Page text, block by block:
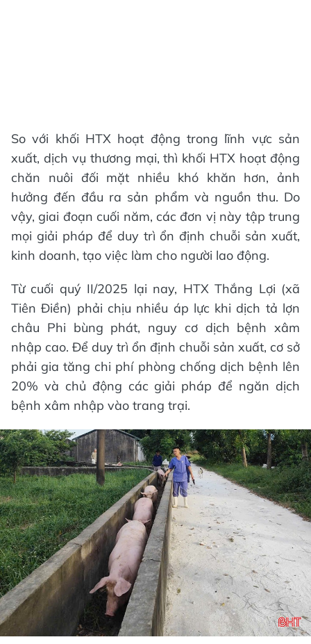
So với khối HTX hoạt động trong lĩnh vực sản
xuất, dịch vụ thương mại, thì khối HTX hoạt động
chăn nuôi đối mặt nhiều khó khăn hơn, ảnh
hưởng đến đầu ra sản phẩm và nguồn thu. Do
vậy, giai đoạn cuối năm, các đơn vị này tập trung
mọi giải pháp để duy trì ổn định chuỗi sản xuất,
kinh doanh, tạo việc làm cho người lao động.
Từ cuối quý II/2025 lại nay, HTX Thắng Lợi (xã
Tiên Điền) phải chịu nhiều áp lực khi dịch tả lợn
châu Phi bùng phát, nguy cơ dịch bệnh xâm
nhập cao. Để duy trì ổn định chuỗi sản xuất, cơ sở
phải gia tăng chi phí phòng chống dịch bệnh lên
20% và chủ động các giải pháp để ngăn dịch
bệnh xâm nhập vào trang trại.